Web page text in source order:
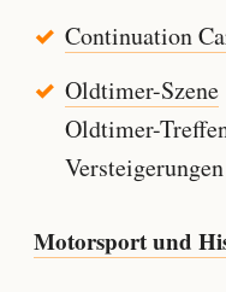
Continuation
Oldtimer-Szene
Oldtimer-
Motorsport und